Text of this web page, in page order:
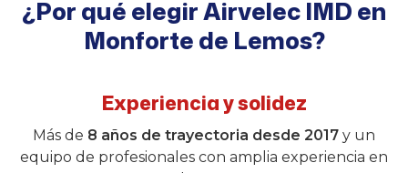
¿Por qué elegir Airvelec IMD en
Monforte de Lemos?
Experiencia y solidez
Más de 8 años de trayectoria desde 2017 y un
equipo de profesionales con amplia experiencia en